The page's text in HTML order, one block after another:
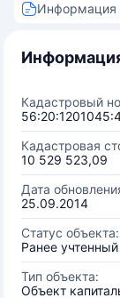
Информация
Кадастровый
Кадастровая
10 529 523,09
Дата
25.09.2014
Статус объекта:
Ранее учтенный
Тип объекта:
Объект